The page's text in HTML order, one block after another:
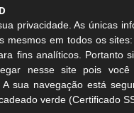
privacidade. As únicas
mesmos em todos os sites:
fins analíticos. Portanto
nesse site pois
A sua navegação está
verde (Certificado